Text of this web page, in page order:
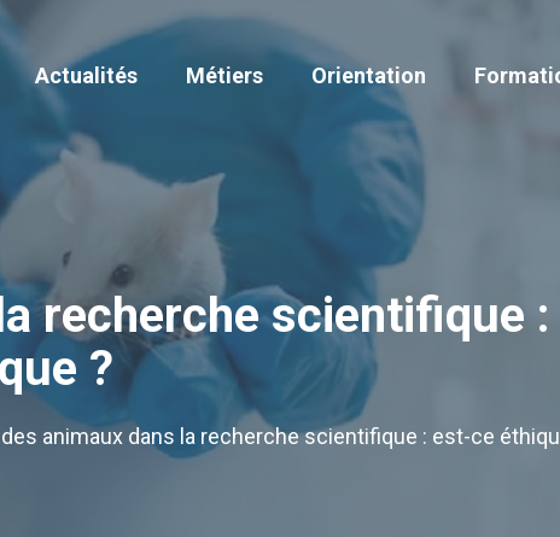
Actualités Métiers Orientation
recherche scientifique
?
des animaux dans la recherche scientifique : est-ce